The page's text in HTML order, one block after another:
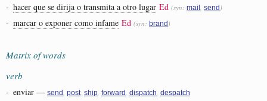
- hacer que se dirija o transmita a otro lugar Ed (syn: mail send )
- marcar o exponer como infame Ed (syn: brand )
Matrix of words
verb
- enviar — send post ship forward dispatch despatch